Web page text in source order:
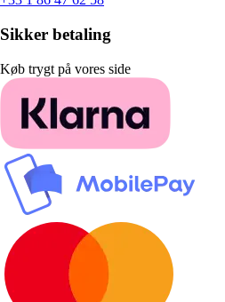
Sikker betaling
Køb trygt på vores side